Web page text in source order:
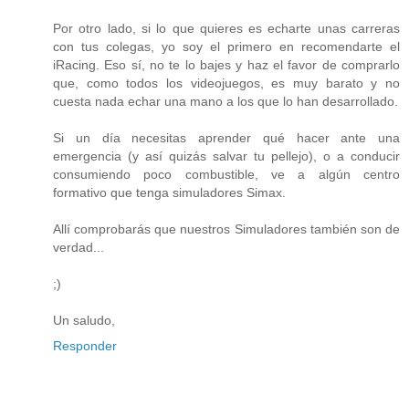
Por otro lado, si lo que quieres es echarte unas carreras
con tus colegas, yo soy el primero en recomendarte el
iRacing. Eso sí, no te lo bajes y haz el favor de comprarlo
que, como todos los videojuegos, es muy barato y no
cuesta nada echar una mano a los que lo han desarrollado.
Si un día necesitas aprender qué hacer ante una
emergencia (y así quizás salvar tu pellejo), o a conducir
consumiendo poco combustible, ve a algún centro
formativo que tenga simuladores Simax.
Allí comprobarás que nuestros Simuladores también son de
verdad...
;)
Un saludo,
Responder